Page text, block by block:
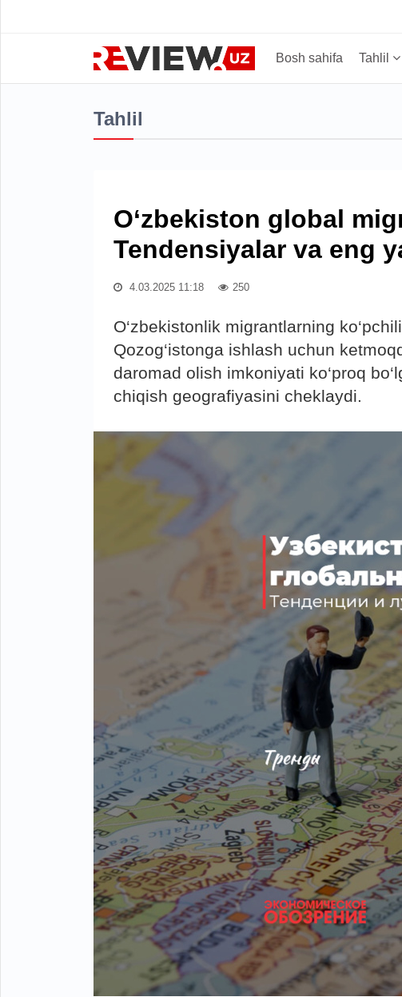
Bosh sahifa Tahlil
Tahlil
O‘zbekiston global
Tendensiyalar va eng
4.03.2025 11:18 250
O‘zbekistonlik migrantlarning
Qozog‘istonga ishlash uchun
daromad olish imkoniyati ko‘proq
chiqish geografiyasini cheklaydi.